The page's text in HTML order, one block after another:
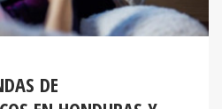
DE
EN HONDURAS Y